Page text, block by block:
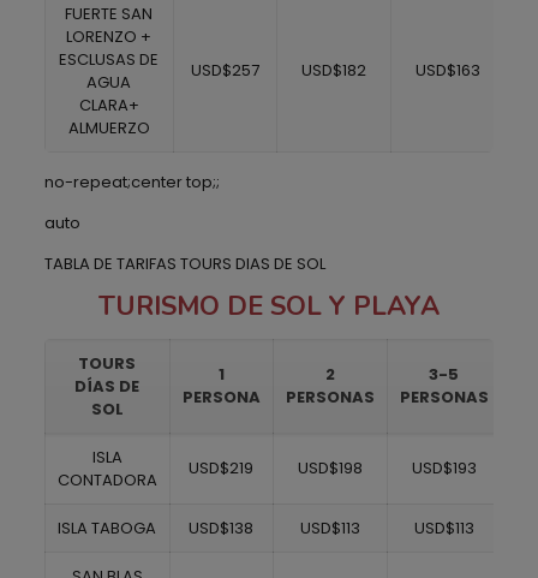
FUERTE SAN
LORENZO +
ESCLUSAS DE
AGUA
CLARA+
ALMUERZO
USD$257 USD$182 USD$163
no-repeat;center top;;
auto
TABLA DE TARIFAS TOURS DIAS DE SOL
TURISMO DE SOL Y PLAYA
TOURS
DÍAS DE
SOL
1
PERSONA
2
PERSONAS
3-5
PERSONAS
ISLA
CONTADORA
USD$219 USD$198 USD$193
ISLA TABOGA USD$138 USD$113 USD$113